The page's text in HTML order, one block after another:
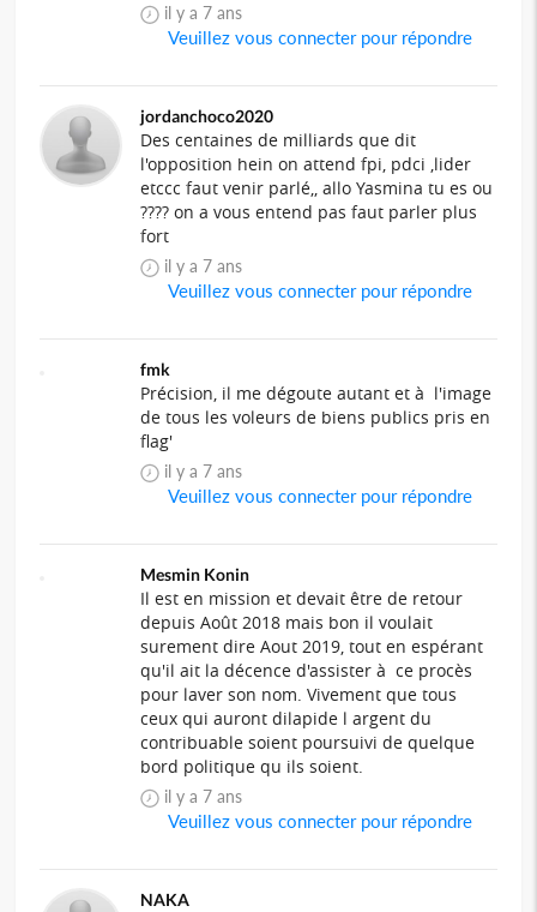
il y a 7 ans
Veuillez vous connecter pour répondre
jordanchoco2020
Des centaines de milliards que dit
l'opposition hein on attend fpi, pdci ,lider
etccc faut venir parlé,, allo Yasmina tu es ou
???? on a vous entend pas faut parler plus
fort
il y a 7 ans
Veuillez vous connecter pour répondre
fmk
Précision, il me dégoute autant et à l'image
de tous les voleurs de biens publics pris en
flag'
il y a 7 ans
Veuillez vous connecter pour répondre
Mesmin Konin
Il est en mission et devait être de retour
depuis Août 2018 mais bon il voulait
surement dire Aout 2019, tout en espérant
qu'il ait la décence d'assister à ce procès
pour laver son nom. Vivement que tous
ceux qui auront dilapide l argent du
contribuable soient poursuivi de quelque
bord politique qu ils soient.
il y a 7 ans
Veuillez vous connecter pour répondre
NAKA